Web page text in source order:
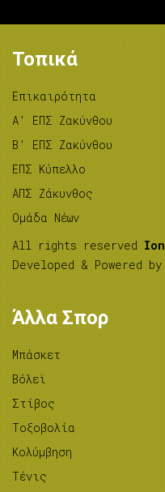
Τοπικά
Επικαιρότητα
A’ ΕΠΣ Ζακύνθου
B’ ΕΠΣ Ζακύνθου
ΕΠΣ Κύπελλο
ΑΠΣ Ζάκυνθος
Ομάδα Νέων
All rights reserved
Developed & Powered by
Άλλα Σπορ
Μπάσκετ
Βόλεϊ
Στίβος
Tοξοβολία
Κολύμβηση
Τένις